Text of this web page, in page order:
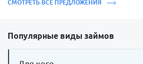
СМОТРЕТЬ ВСЕ ПРЕДЛОЖЕНИЯ
Популярные виды займов